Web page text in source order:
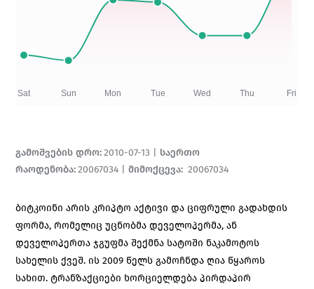
Sat Sun Mon Tue Wed Thu Fri
გამოშვების დრო:2010-07-13
საერთო
რაოდენობა:20067034 მიმოქცევა: 20067034
ბიტკოინი არის კრიპტო აქტივი და ციფრული გადახდის
ფორმა, რომელიც უცნობმა დეველოპერმა, ან
დეველოპერთა ჯგუფმა შექმნა სატოში ნაკამოტოს
სახელის ქვეშ. ის 2009 წელს გამოჩნდა ღია წყაროს
სახით. ტრანზაქციები ხორციელდება პირდაპირ